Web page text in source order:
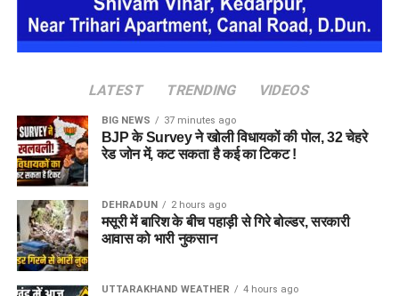
महिलाओं और बच्चों को रोजमर्रा के जीवन में ज्यादा स्वतंत्रता और जिम्मेदारी
का अनुभव हो सके। प्रस्तावित परिसर में कुल 16 घर विकसित किए
जाएंगे, जिनमें करीब 88 लोगों के रहने की व्यवस्था होगी।
LATEST TRENDING VIDEOS
BIG NEWS 37 minutes ago
BJP के Survey ने खोली विधायकों की पोल, 32 चेहरे
रेड जोन में, कट सकता है कई का टिकट !
DEHRADUN 2 hours ago
मसूरी में बारिश के बीच पहाड़ी से गिरे बोल्डर, सरकारी
आवास को भारी नुकसान
UTTARAKHAND WEATHER 4 hours ago